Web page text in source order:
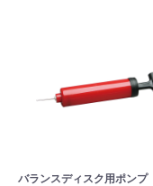
バランスディスク用ポンプ